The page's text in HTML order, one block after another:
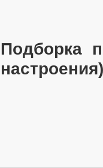
Подборка